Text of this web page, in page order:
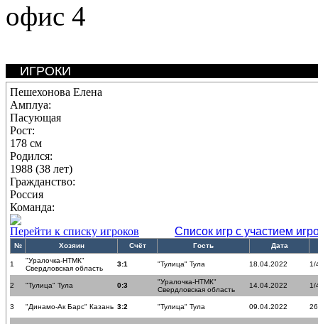
офис 4
ИГРОКИ
Пешехонова Елена
Амплуа:
Пасующая
Рост:
178 см
Родился:
1988 (38 лет)
Гражданство:
Россия
Команда:
Перейти к списку игроков
Список игр с участием
№ Хозяин Счёт Гость Дата
1
"Уралочка-НТМК"
Свердловская область
3:1 "Тулица" Тула 18.04.2022 1/
2 "Тулица" Тула 0:3
"Уралочка-НТМК"
Свердловская область
14.04.2022 1/
3 "Динамо-Ак Барс" Казань 3:2 "Тулица" Тула 09.04.2022